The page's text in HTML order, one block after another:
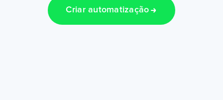
Criar automatização